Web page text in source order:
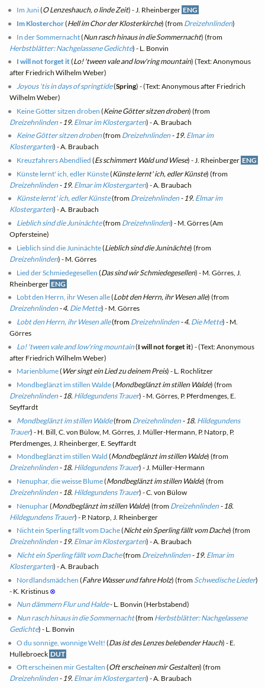
Im Juni(O Lenzeshauch, o linde Zeit) - J. Rheinberger ENG
Im Klosterchor(Hell im Chor der Klosterkirche) (from Dreizehnlinden)
In der Sommernacht(Nun rasch hinaus in die Sommernacht) (from
Herbstblätter: Nachgelassene Gedichte) - L. Bonvin
I will not forget it(Lo! 'tween vale and low'ring mountain) (Text: Anonymous
after Friedrich Wilhelm Weber)
Joyous 'tis in days of springtide(Spring) - (Text: Anonymous after Friedrich
Wilhelm Weber)
Keine Götter sitzen droben (Keine Götter sitzen droben) (from
Dreizehnlinden - 19. Elmar im Klostergarten) - A. Braubach
Keine Götter sitzen droben(from Dreizehnlinden - 19. Elmar im
Klostergarten) - A. Braubach
Kreuzfahrers Abendlied (Es schimmert Wald und Wiese) - J. Rheinberger ENG
Künste lernt' ich, edler Künste(Künste lernt' ich, edler Künste) (from
Dreizehnlinden - 19. Elmar im Klostergarten) - A. Braubach
Künste lernt' ich, edler Künste(from Dreizehnlinden - 19. Elmar im
Klostergarten) - A. Braubach
Lieblich sind die Juninächte(from Dreizehnlinden) - M. Görres (Am
Opfersteine)
Lieblich sind die Juninächte(Lieblich sind die Juninächte) (from
Dreizehnlinden) - M. Görres
Lied der Schmiedegesellen (Das sind wir Schmiedegesellen) - M. Görres, J.
Rheinberger ENG
Lobt den Herrn, ihr Wesen alle(Lobt den Herrn, ihr Wesen alle) (from
Dreizehnlinden - 4. Die Mette) - M. Görres
Lobt den Herrn, ihr Wesen alle(from Dreizehnlinden - 4. Die Mette) - M.
Görres
Lo! 'tween vale and low'ring mountain(I will not forget it) - (Text: Anonymous
after Friedrich Wilhelm Weber)
Marienblume( Wer singt ein Lied zu deinem Preis) - L. Rochlitzer
Mondbeglänzt im stillen Walde(Mondbeglänzt im stillen Walde) (from
Dreizehnlinden - 18. Hildegundens Trauer) - M. Görres, P. Pferdmenges, E.
Seyffardt
Mondbeglänzt im stillen Walde(from Dreizehnlinden - 18. Hildegundens
Trauer) - H. Bill, C. von Bülow, M. Görres, J. Müller-Hermann, P. Natorp, P.
Pferdmenges, J. Rheinberger, E. Seyffardt
Mondbeglänzt im stillen Wald (Mondbeglänzt im stillen Walde) (from
Dreizehnlinden - 18. Hildegundens Trauer) - J. Müller-Hermann
Nenuphar, die weisse Blume(Mondbeglänzt im stillen Walde) (from
Dreizehnlinden - 18. Hildegundens Trauer) - C. von Bülow
Nenuphar(Mondbeglänzt im stillen Walde) (from Dreizehnlinden - 18.
Hildegundens Trauer) - P. Natorp, J. Rheinberger
Nicht ein Sperling fällt vom Dache(Nicht ein Sperling fällt vom Dache) (from
Dreizehnlinden - 19. Elmar im Klostergarten) - A. Braubach
Nicht ein Sperling fällt vom Dache(from Dreizehnlinden - 19. Elmar im
Klostergarten) - A. Braubach
Nordlandsmädchen(Fahre Wasser und fahre Holz) (from Schwedische Lieder)
- K. Kristinus ⊗
Nun dämmern Flur und Halde- L. Bonvin (Herbstabend)
Nun rasch hinaus in die Sommernacht(from Herbstblätter: Nachgelassene
Gedichte) - L. Bonvin
O du sonnige, wonnige Welt! (Das ist des Lenzes belebender Hauch) - E.
Hullebroeck DUT
Oft erscheinen mir Gestalten (Oft erscheinen mir Gestalten) (from
Dreizehnlinden - 19. Elmar im Klostergarten) - A. Braubach